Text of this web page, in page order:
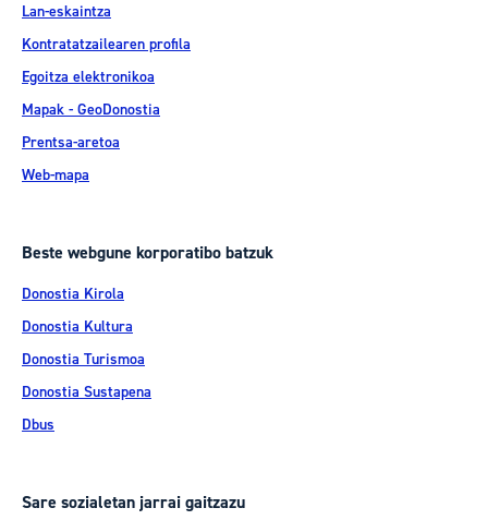
Lan-eskaintza
Kontratatzailearen profila
Egoitza elektronikoa
Mapak - GeoDonostia
Prentsa-aretoa
Web-mapa
Beste webgune korporatibo batzuk
Donostia Kirola
Donostia Kultura
Donostia Turismoa
Donostia Sustapena
Dbus
Sare sozialetan jarrai gaitzazu